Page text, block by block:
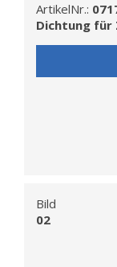
ArtikelNr.:
Dichtung für
Bild
02